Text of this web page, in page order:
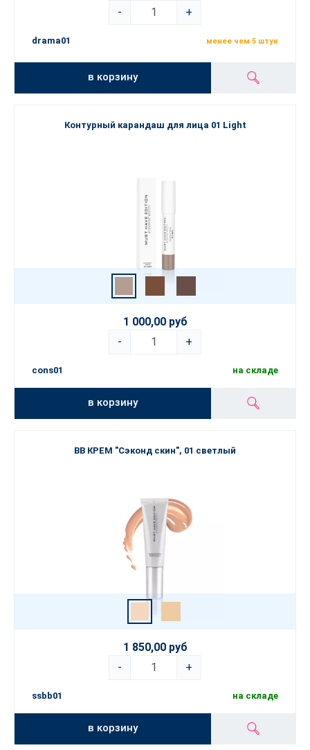
- +
drama01 менее чем 5 штук
в корзину
Контурный карандаш для лица 01 Light
1 000,00 руб
-
+
cons01 на складе
в корзину
BB КРЕМ "Сэконд скин", 01 светлый
1 850,00 руб
-
+
ssbb01 на складе
в корзину